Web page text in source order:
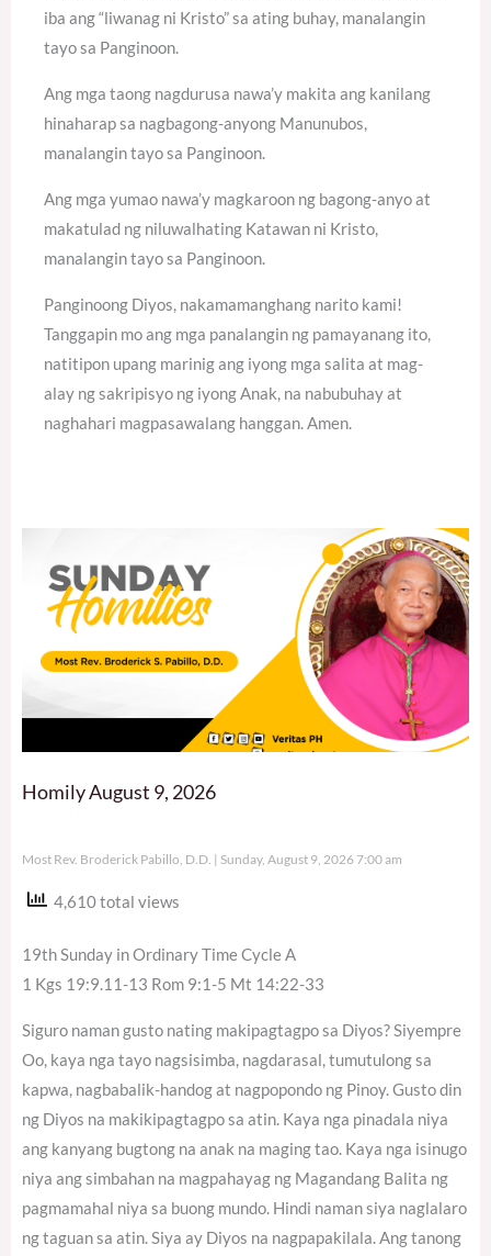
iba ang “liwanag ni Kristo” sa ating buhay, manalangin
tayo sa Panginoon.
Ang mga taong nagdurusa nawa’y makita ang kanilang
hinaharap sa nagbagong-anyong Manunubos,
manalangin tayo sa Panginoon.
Ang mga yumao nawa’y magkaroon ng bagong-anyo at
makatulad ng niluwalhating Katawan ni Kristo,
manalangin tayo sa Panginoon.
Panginoong Diyos, nakamamanghang narito kami!
Tanggapin mo ang mga panalangin ng pamayanang ito,
natitipon upang marinig ang iyong mga salita at mag-
alay ng sakripisyo ng iyong Anak, na nabubuhay at
naghahari magpasawalang hanggan. Amen.
Homily August 9, 2026
Most Rev. Broderick Pabillo, D.D. Sunday, August 9, 2026 7:00 am
4,610 total views
19th Sunday in Ordinary Time Cycle A
1 Kgs 19:9.11-13 Rom 9:1-5 Mt 14:22-33
Siguro naman gusto nating makipagtagpo sa Diyos? Siyempre
Oo, kaya nga tayo nagsisimba, nagdarasal, tumutulong sa
kapwa, nagbabalik-handog at nagpopondo ng Pinoy. Gusto din
ng Diyos na makikipagtagpo sa atin. Kaya nga pinadala niya
ang kanyang bugtong na anak na maging tao. Kaya nga isinugo
niya ang simbahan na magpahayag ng Magandang Balita ng
pagmamahal niya sa buong mundo. Hindi naman siya naglalaro
ng taguan sa atin. Siya ay Diyos na nagpapakilala. Ang tanong